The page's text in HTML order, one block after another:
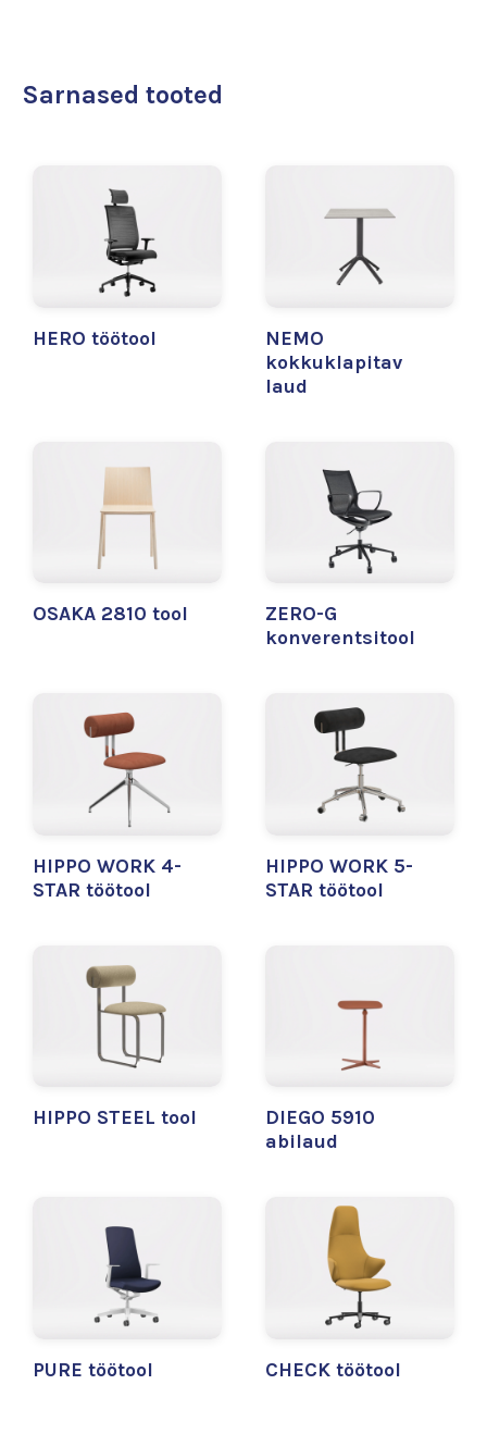
Sarnased tooted
HERO töötool
NEMO
kokkuklapitav
laud
OSAKA 2810 tool
ZERO-G
konverentsitool
HIPPO WORK 4-
STAR töötool
HIPPO WORK 5-
STAR töötool
HIPPO STEEL tool
DIEGO 5910
abilaud
PURE töötool CHECK töötool